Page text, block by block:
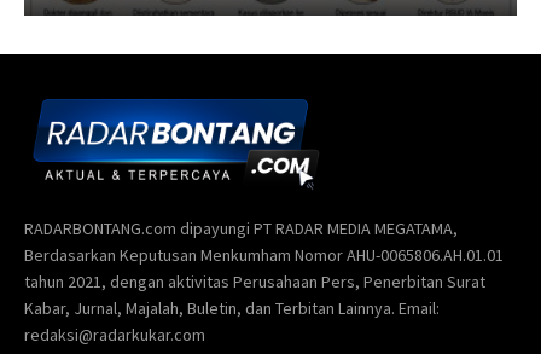
RADARBONTANG.com dipayungi PT RADAR MEDIA MEGATAMA,
Berdasarkan Keputusan Menkumham Nomor AHU-0065806.AH.01.01
tahun 2021, dengan aktivitas Perusahaan Pers, Penerbitan Surat
Kabar, Jurnal, Majalah, Buletin, dan Terbitan Lainnya. Email:
redaksi@radarkukar.com